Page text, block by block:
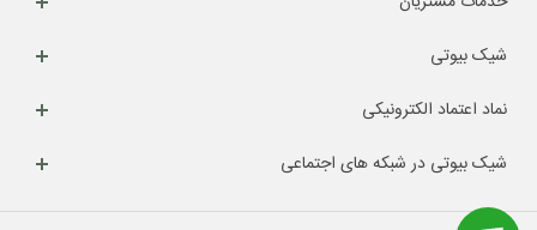
شیک بیوتی
نماد اعتماد الکترونیکی
شیک بیوتی در شبکه های اجتماعی